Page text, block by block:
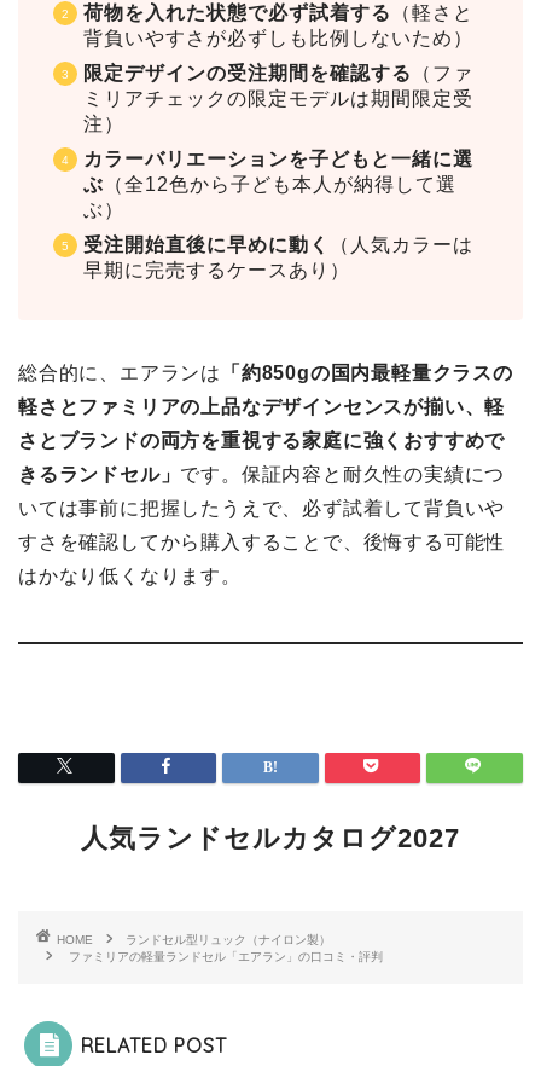
荷物を入れた状態で必ず試着する
（軽さと
背負いやすさが必ずしも比例しないため）
限定デザインの受注期間を確認する
（ファ
ミリアチェックの限定モデルは期間限定受
注）
カラーバリエーションを子どもと一緒に選
ぶ （全12色から子ども本人が納得して選
ぶ）
受注開始直後に早めに動く
（人気カラーは
早期に完売するケースあり）
総合的に、エアランは
「約850gの国内最軽量クラスの
軽さとファミリアの上品なデザインセンスが揃い、軽
さとブランドの両方を重視する家庭に強くおすすめで
きるランドセル」 です。保証内容と耐久性の実績につ
いては事前に把握したうえで、必ず試着して背負いや
すさを確認してから購入することで、後悔する可能性
はかなり低くなります。
人気ランドセルカタログ2027
HOME
ランドセル型リュック（ナイロン製）
ファミリアの軽量ランドセル「エアラン」の口コミ・評判
RELATED POST